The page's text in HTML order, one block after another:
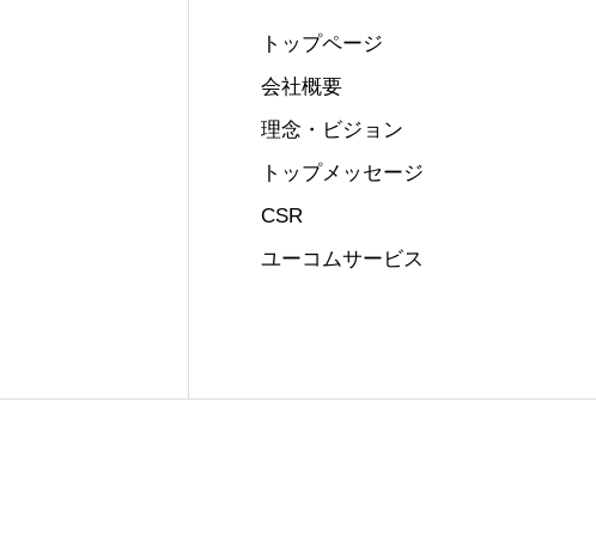
トップページ
会社概要
理念・ビジョン
トップメッセージ
CSR
ユーコムサービス